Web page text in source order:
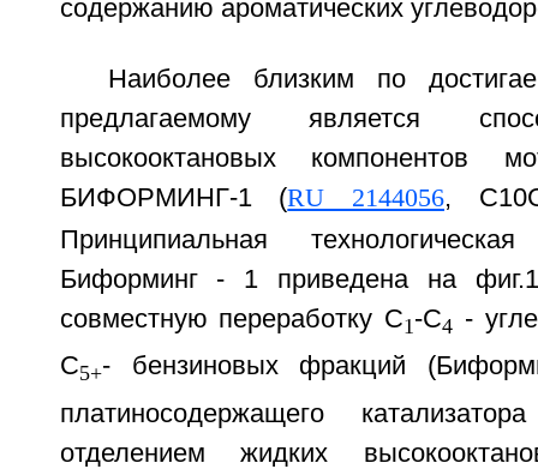
содержанию ароматических
Наиболее близким по
предлагаемому является
высокооктановых компонентов
БИФОРМИНГ-1 (RU 2144056,
Принципиальная
Биформинг - 1 приведена на
совместную переработку C1-C4 -
С5+- бензиновых фракций
платиносодержащего
отделением жидких